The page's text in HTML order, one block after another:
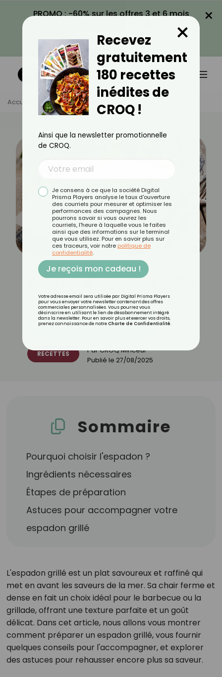
PROMO : -60% sur les offres 3 et 6 mois
VOIR LA PROMO
×
Accueil Actus Recettes Recette D'espadon Grillé
Recette d'espadon grillé
Découvrez les 11 menus CROQ
RECETTES ParCROQ Minceur
Publié le 27/08/2025
Sommaire
Pourquoi choisir l'espadon ?
Ingrédients nécessaires
Étapes de préparation
Astuces pour accompagner votre
espadon grillé
L'espadon grillé est un plat savoureux et raffiné qui
met en avant les saveurs de la mer. Sa chair ferme et
dense en fait un choix idéal pour le barbecue ou la
grillade, offrant une texture parfaite et un goût
délicat. Dans cet article, nous allons vous montrer
comment préparer un espadon grillé, vous fournir
quelques conseils pour l'accompagner, et explorer
des astuces pour rehausser encore plus sa saveur.
Recevez
gratuitement
180 recettes
inédites de
CROQ !
×
Ainsi que la newsletter promotionnelle
de CROQ.
Je consens à ce que la société Digital
Prisma Players analyse le taux d'ouverture
des courriels pour mesurer et optimiser les
performances des campagnes. Nous
pourrons savoir si vous ouvrez les
courriels, l'heure à laquelle vous le faites
ainsi que des informations sur le terminal
que vous utilisez. Pour en savoir plus sur
ces traceurs, voir notre politique de
confidentialité.
Je reçois mon cadeau !
Votre adresse email sera utilisée par Digital Prisma Players
pour vous envoyer votre newsletter contenant des offres
commerciales personnalisées. Vous pourrez vous
désinscrire en utilisant le lien de désabonnement intégré
dans la newsletter. Pour en savoir plus et exercer vos droits,
prenez connaissance de notre Charte de Confidentialité.